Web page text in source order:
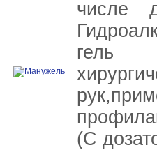
числе
гель
(С